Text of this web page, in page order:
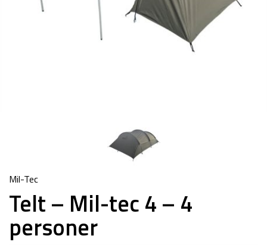
Mil-Tec
Telt – Mil-tec 4 – 4
personer